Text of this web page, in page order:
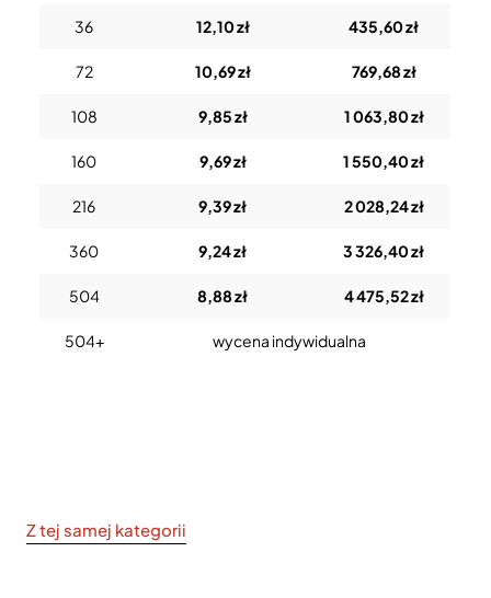
36 12,10 zł 435,60 zł
72 10,69 zł 769,68 zł
108 9,85 zł 1 063,80 zł
160 9,69 zł 1 550,40 zł
216 9,39 zł 2 028,24 zł
360 9,24 zł 3 326,40 zł
504 8,88 zł 4 475,52 zł
504+ wycena indywidualna
Z tej samej kategorii